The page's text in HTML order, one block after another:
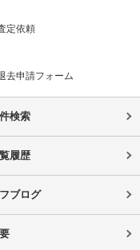
定依頼
去申請フォーム
検索
履歴
ブログ